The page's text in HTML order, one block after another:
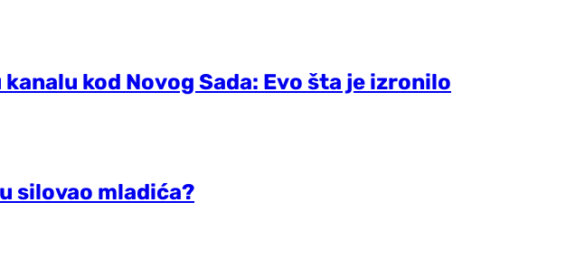
kod Novog Sada: Evo šta je izronilo
silovao mladića?